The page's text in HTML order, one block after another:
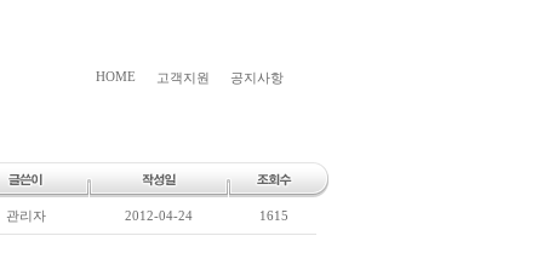
HOME 고객지원 공지사항
관리자 2012-04-24 1615